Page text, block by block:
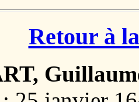
Retour à